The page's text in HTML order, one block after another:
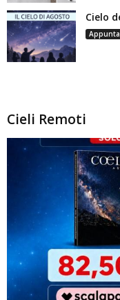
Cielo
Cieli Remoti